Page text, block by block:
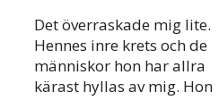
Det överraskade mig lite.
Hennes inre krets och de
människor hon har allra
kärast hyllas av mig. Hon